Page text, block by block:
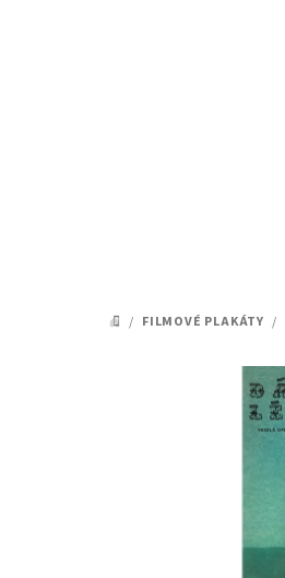
DOMŮ
/ FILMOVÉ PLAKÁTY /